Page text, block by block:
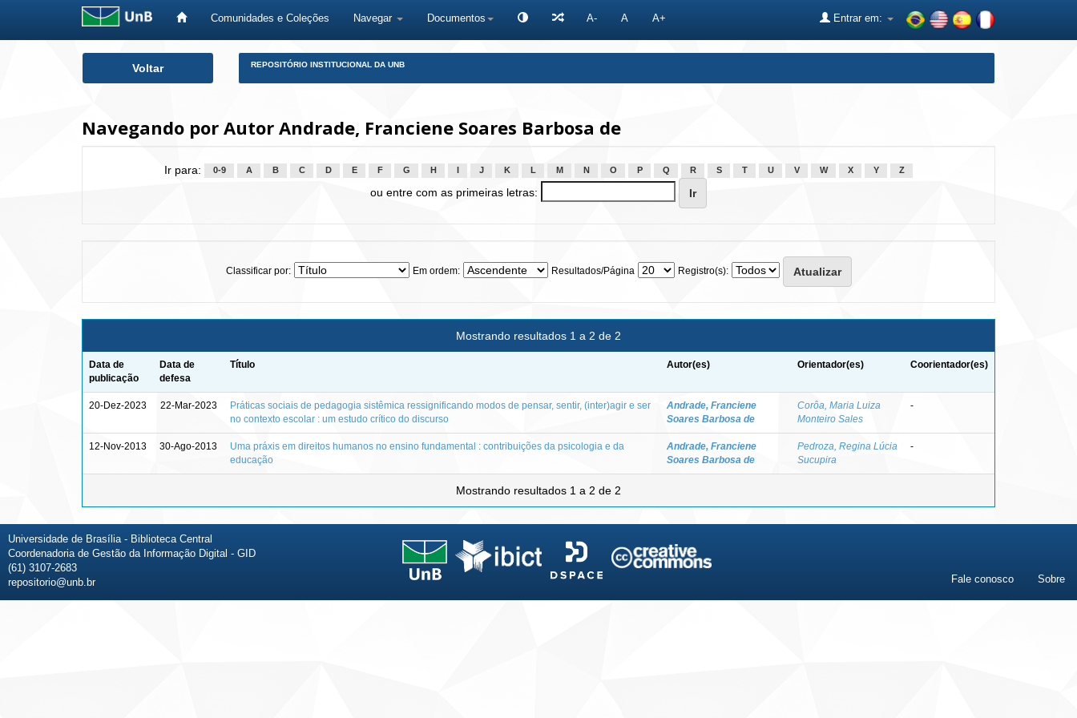
Comunidades e Coleções Navegar Documentos A- A A+ Entrar em:
Voltar REPOSITÓRIO INSTITUCIONAL DA UNB
Navegando por Autor Andrade, Franciene Soares Barbosa de
Ir para: 0-9 A B C D E F G H J K L M N O P Q R S T U V W X Y Z
ou entre com as primeiras letras:
Classificar por: Em ordem: Resultados/Página Registro(s):
Mostrando resultados 1 a 2 de 2
Data de
publicação
Data de
defesa
Título Autor(es) Orientador(es) Coorientador(es)
20-Dez-2023 22-Mar-2023
Práticas sociais de pedagogia sistêmica ressignificando modos de pensar, sentir, (inter)agir e ser
no contexto escolar : um estudo crítico do discurso
Andrade, Franciene
Soares Barbosa de
Corôa, Maria Luiza
Monteiro Sales
-
12-Nov-2013 30-Ago-2013
Uma práxis em direitos humanos no ensino fundamental : contribuições da psicologia e da
educação
Andrade, Franciene
Soares Barbosa de
Pedroza, Regina Lúcia
Sucupira
-
Mostrando resultados 1 a 2 de 2
Universidade de Brasília - Biblioteca Central
Coordenadoria de Gestão da Informação Digital - GID
(61) 3107-2683
repositorio@unb.br
Fale conosco Sobre